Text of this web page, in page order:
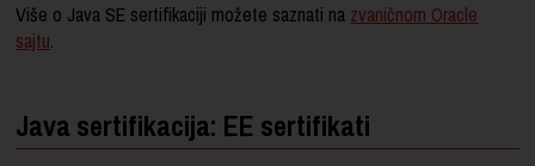
Više o Java SE sertifikaciji možete saznati na zvaničnom Oracle
sajtu.
Java sertifikacija: EE sertifikati